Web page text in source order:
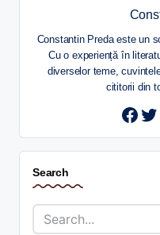
Constantin Preda este un
Cu o experiență în
diverselor teme,
cititorii din
Search